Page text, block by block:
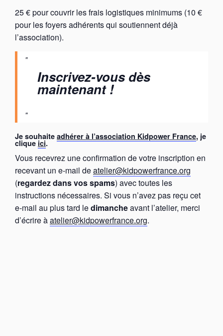
25 € pour couvrir les frais logistiques minimums (10 €
pour les foyers adhérents qui soutiennent déjà
l’association).
Inscrivez-vous dès
maintenant !
Je souhaite adhérer à l’association Kidpower France, je
clique ici.
Vous recevrez une confirmation de votre inscription en
recevant un e-mail deatelier@kidpowerfrance.org
(regardez dans vos spams) avec toutes les
instructions nécessaires. Si vous n’avez pas reçu cet
e-mail au plus tard ledimancheavant l’atelier, merci
d’écrire àatelier@kidpowerfrance.org.